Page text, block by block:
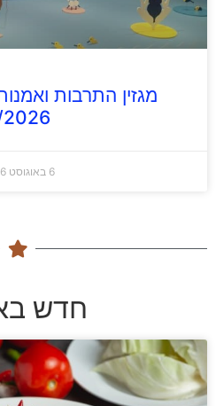
מגזין התרבות
6 באוגוסט 2026
חדש